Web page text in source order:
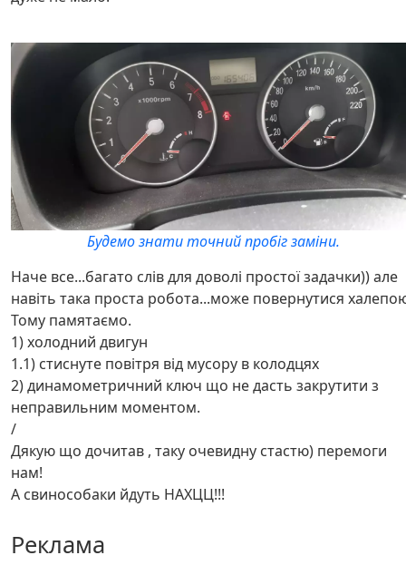
Будемо знати точний пробіг заміни.
Наче все...багато слів для доволі простої задачки)) але
навіть така проста робота...може повернутися
Тому памятаємо.
1) холодний двигун
1.1) стиснуте повітря від мусору в колодцях
2) динамометричний ключ що не дасть закрутити з
неправильним моментом.
/
Дякую що дочитав , таку очевидну стастю) перемоги
нам!
А свинособаки йдуть НАХЦЦ!!!
Реклама